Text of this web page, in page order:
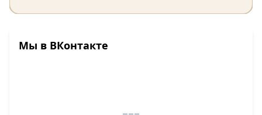
Мы в ВКонтакте